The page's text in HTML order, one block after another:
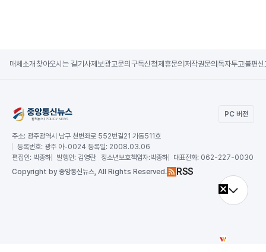
매체소개 찾아오시는 길기사제보광고문의 구독신청제휴문의 저작권문의 독자투고불편신
PC 버전
주소: 광주광역시 남구 천변좌로 552번길21 가동511호
등록번호: 광주 아-0024 등록일: 2008.03.06
편집인: 박종하 발행인: 김영란 청소년보호책임자:박종하 대표전화: 062-227-0030
Copyright by 중앙통신뉴스, All Rights Reserved. RSS